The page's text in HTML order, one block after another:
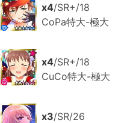
x4/SR+/18
CoPa特大-極大
x4/SR+/18
CuCo特大-極大
x3/SR/26